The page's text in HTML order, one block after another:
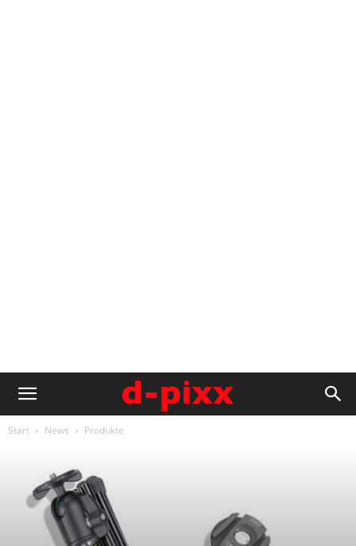
Start News Produkte